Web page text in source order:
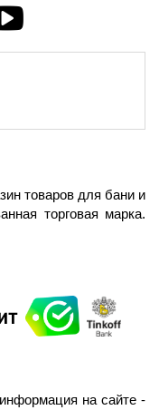
товаров для бани и
торговая марка.
на сайте -